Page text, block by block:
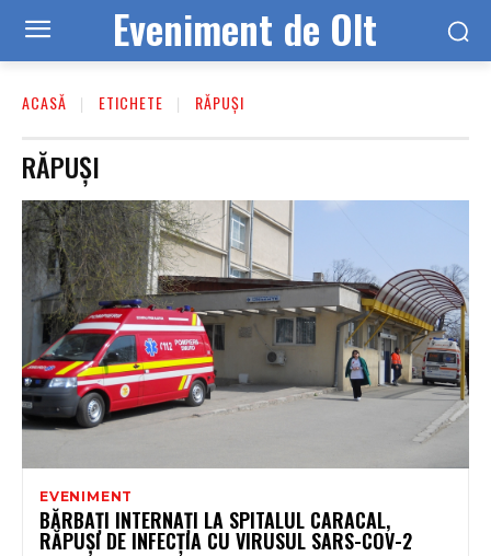
Eveniment de Olt
ACASĂ ETICHETE RĂPUȘI
RĂPUȘI
EVENIMENT
BĂRBAȚI INTERNAȚI LA SPITALUL CARACAL,
RĂPUȘI DE INFECȚIA CU VIRUSUL SARS-COV-2